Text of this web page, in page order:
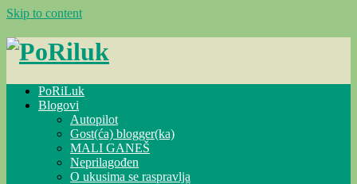
Skip to content
PoRiLuk
Blogovi
Autopilot
Gost(ća) blogger(ka)
MALI GANEŠ
Neprilagođen
O ukusima se raspravlja